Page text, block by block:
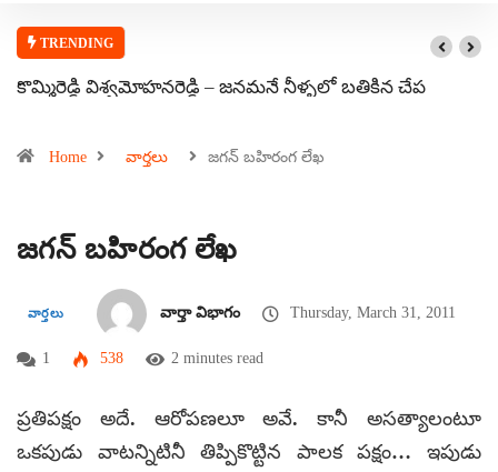
TRENDING
కొమ్మిరెడ్డి విశ్వమోహనరెడ్డి – జనమనే నీళ్ళలో బతికిన చేప
Home వార్తలు జగన్ బహిరంగ లేఖ
జగన్ బహిరంగ లేఖ
వార్తలు వార్తా విభాగం Thursday, March 31, 2011
1 538 2 minutes read
ప్రతిపక్షం అదే. ఆరోపణలూ అవే. కానీ అసత్యాలంటూ
ఒకపుడు వాటన్నిటినీ తిప్పికొట్టిన పాలక పక్షం… ఇపుడు